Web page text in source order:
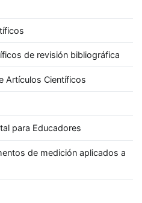
de revisión bibliográfica
Artículos Científicos
para Educadores
de medición aplicados a